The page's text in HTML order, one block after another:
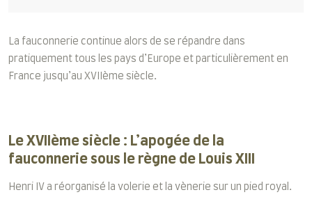
La fauconnerie continue alors de se répandre dans
pratiquement tous les pays d’Europe et particulièrement en
France jusqu’au XVIIème siècle.
Le XVIIème siècle : L’apogée de la
fauconnerie sous le règne de Louis XIII
Henri IV a réorganisé la volerie et la vènerie sur un pied royal.